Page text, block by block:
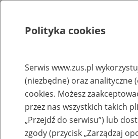
Rejestry, ewidencje i archiwa
Baza
przekształconych
Polityka cookies
Serwis www.zus.pl
(niezbędne) oraz analityczne
cookies. Możesz
przez nas wszystkich takich
„Przejdź do serwisu”) lub
zgody (przycisk „Zarządzaj